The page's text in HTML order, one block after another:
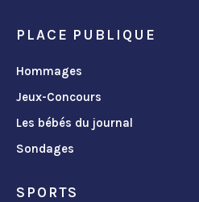
PLACE PUBLIQUE
Hommages
Jeux-Concours
Les bébés du journal
Sondages
SPORTS